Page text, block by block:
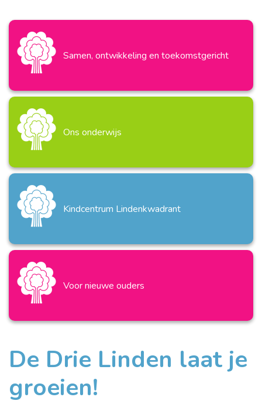
Samen, ontwikkeling en toekomstgericht
Ons onderwijs
Kindcentrum Lindenkwadrant
Voor nieuwe ouders
De Drie Linden laat je
groeien!